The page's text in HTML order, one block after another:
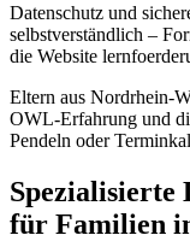
Datenschutz und
selbstverständlich –
die Website
Eltern aus Nordrhein-
OWL-Erfahrung und
Pendeln oder
Spezialisierte
für Familien